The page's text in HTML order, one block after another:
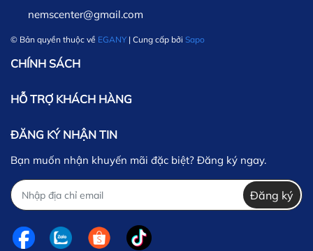
nemscenter@gmail.com
© Bản quyền thuộc về EGANY | Cung cấp bởi Sapo
CHÍNH SÁCH
HỖ TRỢ KHÁCH HÀNG
ĐĂNG KÝ NHẬN TIN
Bạn muốn nhận khuyến mãi đặc biệt? Đăng ký ngay.
Đăng ký